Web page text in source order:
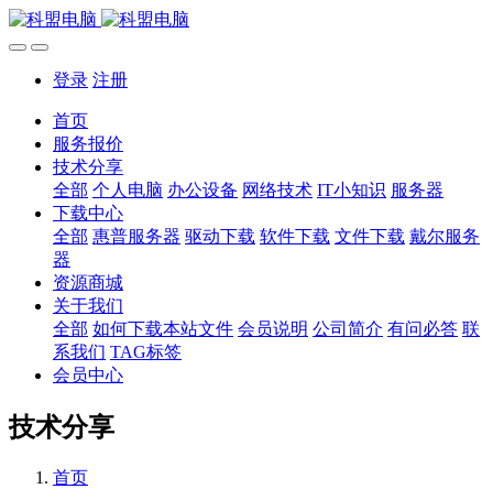
登录 注册
首页
服务报价
技术分享
全部 个人电脑 办公设备 网络技术 IT小知识 服务器
下载中心
全部 惠普服务器 驱动下载 软件下载 文件下载 戴尔服务
器
资源商城
关于我们
全部 如何下载本站文件 会员说明 公司简介 有问必答 联
系我们 TAG标签
会员中心
技术分享
首页